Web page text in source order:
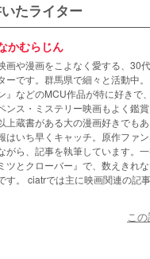
たライター
かむらじん
画や漫画をこよなく愛する、30
ーです。群馬県で細々と活動中
』などのMCU作品が特に好きで
ンス・ミステリー映画もよく鑑
上蔵書がある大の漫画好きでも
はいち早くキャッチ。原作ファ
がら、記事を執筆しています。
ミツとクローバー』で、数えきれ
す。 ciatrでは主に映画関連の記
こ